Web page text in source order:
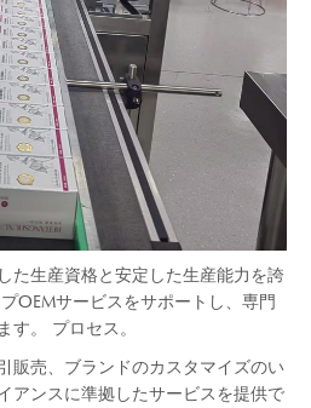
た生産資格と安定した生産能力を誇
OEMサービスをサポートし、専門
す。 プロセス。
販売、ブランドのカスタマイズのい
アンスに準拠したサービスを提供で